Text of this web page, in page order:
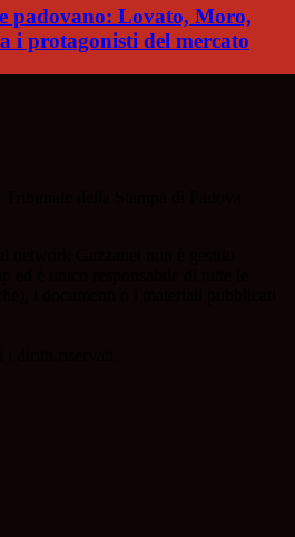
padovano: Lovato, Moro,
i protagonisti del mercato